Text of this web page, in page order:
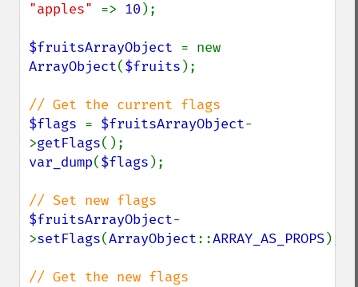
"apples" => 10 );
$fruitsArrayObject
ArrayObject($fruits );
$flags = $fruitsArrayObject-
>getFlags
var_dump($flags );
$fruitsArrayObject-
>setFlags(ArrayObject::ARRAY_AS_PROPS);